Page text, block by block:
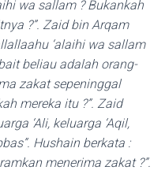
wa sallam ? Bukankah
?”. Zaid bin Arqam
‘alaihi wa sallam
beliau adalah orang-
zakat sepeninggal
mereka itu ?”. Zaid
‘Ali, keluarga ‘Aqil,
Hushain berkata :
menerima zakat ?”.